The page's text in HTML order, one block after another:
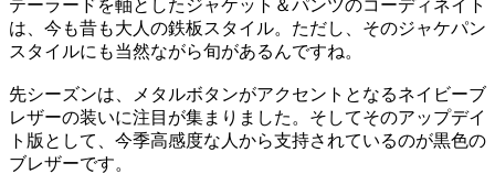
テーラードを軸としたジャケット＆パンツのコーディネイト
は、今も昔も大人の鉄板スタイル。ただし、そのジャケパン
スタイルにも当然ながら旬があるんですね。
先シーズンは、メタルボタンがアクセントとなるネイビーブ
レザーの装いに注目が集まりました。そしてそのアップデイ
ト版として、今季高感度な人から支持されているのが黒色の
ブレザーです。